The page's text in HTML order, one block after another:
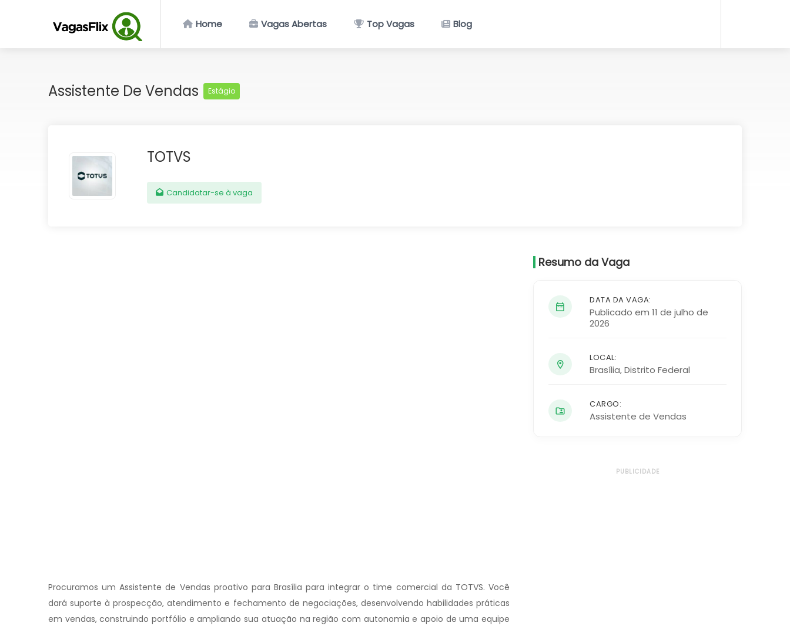
Home Vagas Abertas Top Vagas Blog
Assistente De Vendas Estágio
TOTVS
Candidatar-se à vaga
Procuramos um Assistente de Vendas proativo para Brasília para integrar o time comercial da TOTVS. Você
dará suporte à prospecção, atendimento e fechamento de negociações, desenvolvendo habilidades práticas
em vendas, construindo portfólio e ampliando sua atuação na região com autonomia e apoio de uma equipe
Resumo da Vaga
DATA DA VAGA:
Publicado em 11 de julho de
2026
LOCAL:
Brasília,Distrito Federal
CARGO:
Assistente de Vendas
PUBLICIDADE